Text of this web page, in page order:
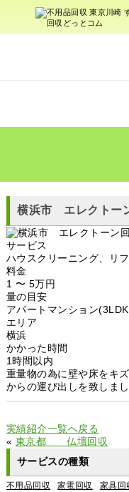
横浜市 エレクトー
サービス
ハウスクリーニング、リ
料金
1 〜 5万円
量の目安
アパートマンション
エリア
横浜
かかった時間
1時間以内
重量物の為に壁や床をキ
からの運び出しを致しまし
実績紹介一覧へ戻る
« 東京都 仏壇回収
サービスの種類
不用品回収 家電回収 家具回